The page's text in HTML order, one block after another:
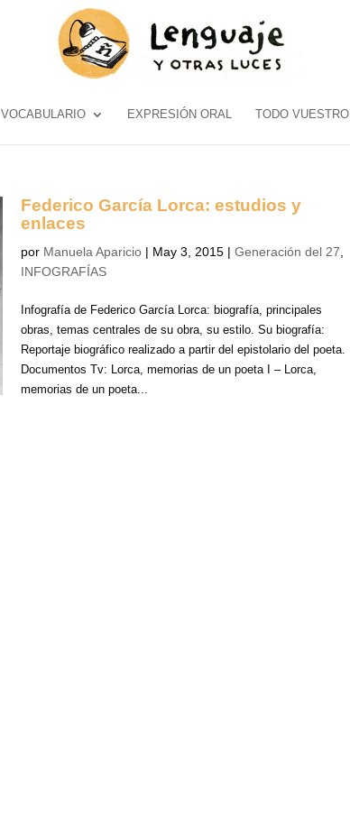
VOCABULARIO EXPRESIÓN ORAL TODO VUESTRO
Federico García Lorca: estudios y
enlaces
por Manuela Aparicio | May 3, 2015 |Generación del 27
INFOGRAFÍAS
Infografía de Federico García Lorca: biografía, principales
obras, temas centrales de su obra, su estilo. Su biografía:
Reportaje biográfico realizado a partir del epistolario del poeta.
Documentos Tv: Lorca, memorias de un poeta I – Lorca,
memorias de un poeta...